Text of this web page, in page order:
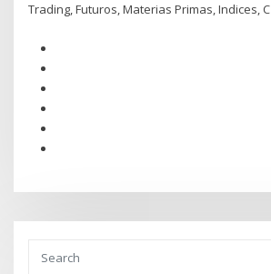
Trading, Futuros, Materias Primas, Indices, C